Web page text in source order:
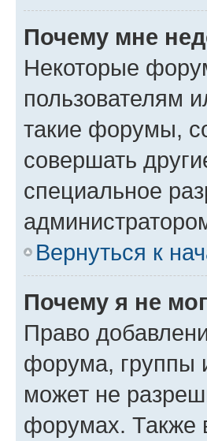
Почему мне
Некоторые
пользователям
такие форумы,
совершать
специальное
Вернуться к
Почему я не
Право
форума, группы
может не
форумах. Также